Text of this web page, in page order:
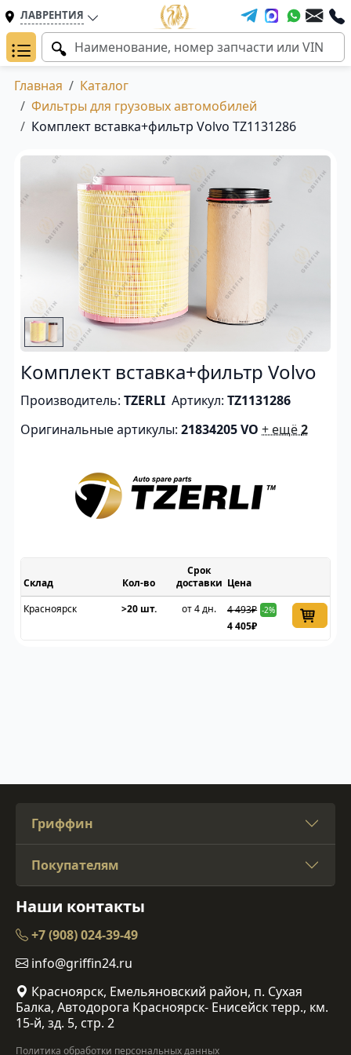
ЛАВРЕНТИЯ
Главная
Каталог
Фильтры для грузовых автомобилей
Комплект вставка+фильтр Volvo TZ1131286
Комплект вставка+фильтр Volvo
Производитель: TZERLI Артикул: TZ1131286
Оригинальные артикулы: 21834205 VO + ещё2
Склад
Срок
доставки Цена
Красноярск
>20 шт. от 4 дн. 4 493₽ -2%
4 405₽
Гриффин
Покупателям
Наши контакты
+7 (908) 024-39-49
info@griffin24.ru
Красноярск, Емельяновский район, п. Сухая
Балка, Автодорога Красноярск- Енисейск терр., км.
15-й, зд. 5, стр. 2
Политика обработки персональных данных